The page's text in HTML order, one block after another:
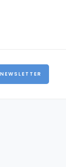
NEWSLETTER